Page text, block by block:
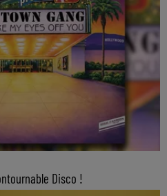
Disco !